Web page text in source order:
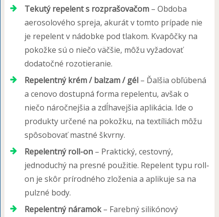
Tekutý repelent s rozprašovačom– Obdoba
aerosolového spreja, akurát v tomto prípade nie
je repelent v nádobke pod tlakom. Kvapôčky na
pokožke sú o niečo väčšie, môžu vyžadovať
dodatočné rozotieranie.
Repelentný krém / balzam / gél– Ďalšia obľúbená
a cenovo dostupná forma repelentu, avšak o
niečo náročnejšia a zdĺhavejšia aplikácia. Ide o
produkty určené na pokožku, na textíliách môžu
spôsobovať mastné škvrny.
Repelentný roll-on– Praktický, cestovný,
jednoduchý na presné použitie. Repelent typu roll-
on je skôr prírodného zloženia a aplikuje sa na
pulzné body.
Repelentný náramok– Farebný silikónový